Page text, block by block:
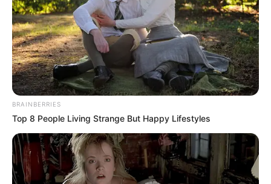
BRAINBERRIES
Top 8 People Living Strange But Happy Lifestyles